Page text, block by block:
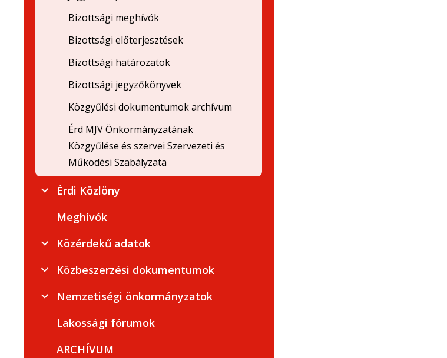
Bizottsági meghívók
Bizottsági előterjesztések
Bizottsági határozatok
Bizottsági jegyzőkönyvek
Közgyűlési dokumentumok archívum
Érd MJV Önkormányzatának
Közgyűlése és szervei Szervezeti és
Működési Szabályzata
Érdi Közlöny
Meghívók
Közérdekű adatok
Közbeszerzési dokumentumok
Nemzetiségi önkormányzatok
Lakossági fórumok
ARCHÍVUM